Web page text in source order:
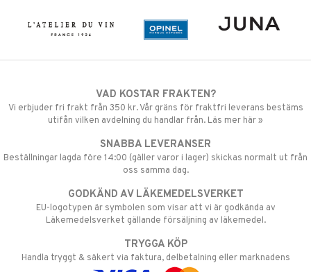
VAD KOSTAR FRAKTEN?
Vi erbjuder fri frakt från 350 kr. Vår gräns för fraktfri leverans bestäms
utifån vilken avdelning du handlar från. Läs mer här »
SNABBA LEVERANSER
Beställningar lagda före 14:00 (gäller varor i lager) skickas normalt ut från
oss samma dag.
GODKÄND AV LÄKEMEDELSVERKET
EU-logotypen är symbolen som visar att vi är godkända av
Läkemedelsverket gällande försäljning av läkemedel.
TRYGGA KÖP
Handla tryggt & säkert via faktura, delbetalning eller marknadens